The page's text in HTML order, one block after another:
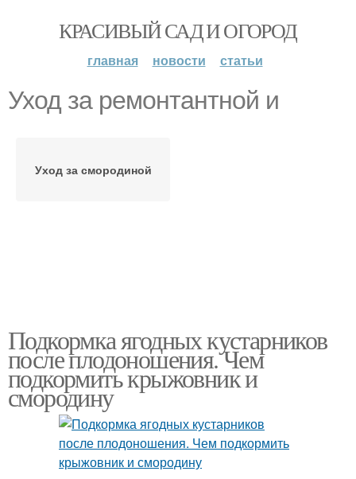
КРАСИВЫЙ САД И ОГОРОД
главная новости статьи
Уход за ремонтантной и
Уход за смородиной
Подкормка ягодных кустарников
после плодоношения. Чем
подкормить крыжовник и
смородину